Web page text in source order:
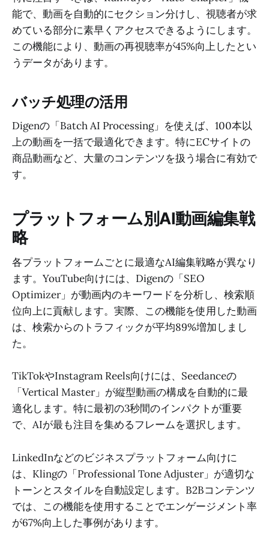
能で、動画を自動的にセクション分けし、視聴者が求
めている部分に素早くアクセスできるようにします。
この機能により、動画の再視聴率が45%向上したとい
うデータがあります。
バッチ処理の活用
Digenの「Batch AI Processing」を使えば、100本以
上の動画を一括で最適化できます。特にECサイトの
商品動画など、大量のコンテンツを扱う場合に有効で
す。
プラットフォーム別AI動画編集戦
略
各プラットフォームごとに最適なAI編集戦略が異なり
ます。YouTube向けには、Digenの「SEO
Optimizer」が動画内のキーワードを分析し、検索順
位向上に貢献します。実際、この機能を使用した動画
は、検索からのトラフィックが平均89%増加しまし
た。
TikTokやInstagram Reels向けには、Seedanceの
「Vertical Master」が縦型動画の構成を自動的に最
適化します。特に最初の3秒間のインパクトが重要
で、AIが最も注目を集めるフレームを選択します。
LinkedInなどのビジネスプラットフォーム向けに
は、Klingの「Professional Tone Adjuster」が適切な
トーンとスタイルを自動設定します。B2Bコンテンツ
では、この機能を使用することでエンゲージメント率
が67%向上した事例があります。